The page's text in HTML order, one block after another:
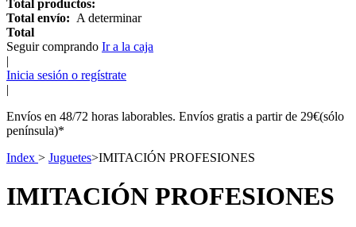
Total productos:
Total envío: A determinar
Total
Seguir comprando Ir a la caja
|
Inicia sesión o regístrate
|
Envíos en 48/72 horas laborables. Envíos gratis a partir de 29€(sólo
península)*
Index > Juguetes>IMITACIÓN PROFESIONES
IMITACIÓN PROFESIONES